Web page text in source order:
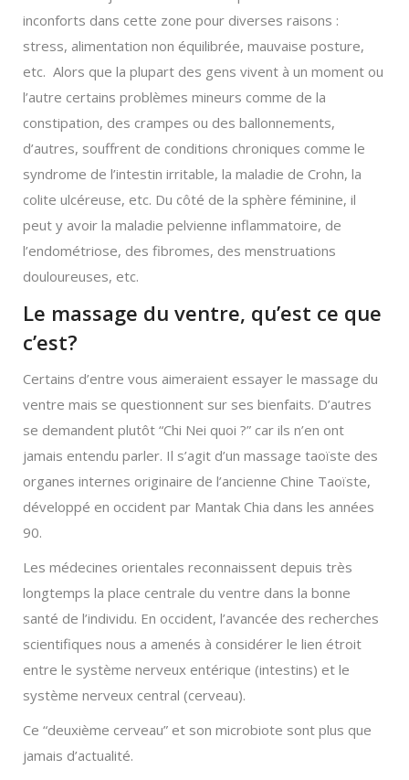
inconforts dans cette zone pour diverses raisons :
stress, alimentation non équilibrée, mauvaise posture,
etc. Alors que la plupart des gens vivent à un moment ou
l’autre certains problèmes mineurs comme de la
constipation, des crampes ou des ballonnements,
d’autres, souffrent de conditions chroniques comme le
syndrome de l’intestin irritable, la maladie de Crohn, la
colite ulcéreuse, etc. Du côté de la sphère féminine, il
peut y avoir la maladie pelvienne inflammatoire, de
l’endométriose, des fibromes, des menstruations
douloureuses, etc.
Le massage du ventre, qu’est ce que
c’est?
Certains d’entre vous aimeraient essayer le massage du
ventre mais se questionnent sur ses bienfaits. D’autres
se demandent plutôt “Chi Nei quoi ?” car ils n’en ont
jamais entendu parler. Il s’agit d’un massage taoïste des
organes internes originaire de l’ancienne Chine Taoïste,
développé en occident par Mantak Chia dans les années
90.
Les médecines orientales reconnaissent depuis très
longtemps la place centrale du ventre dans la bonne
santé de l’individu. En occident, l’avancée des recherches
scientifiques nous a amenés à considérer le lien étroit
entre le système nerveux entérique (intestins) et le
système nerveux central (cerveau).
Ce “deuxième cerveau” et son microbiote sont plus que
jamais d’actualité.